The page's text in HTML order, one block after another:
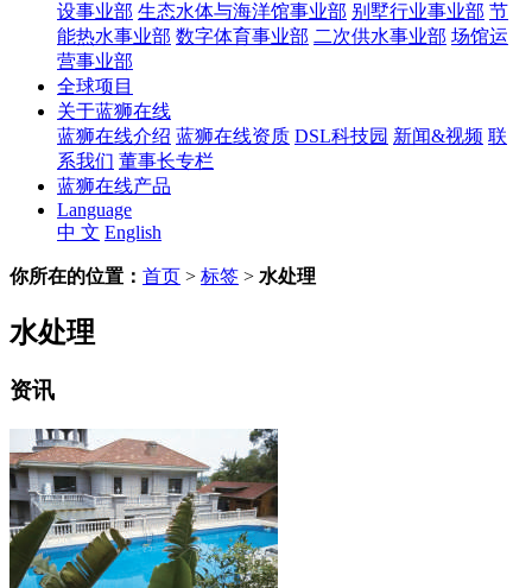
设事业部 生态水体与海洋馆事业部 别墅行业事业部 节
能热水事业部 数字体育事业部 二次供水事业部 场馆运
营事业部
全球项目
关于蓝狮在线
蓝狮在线介绍 蓝狮在线资质 DSL科技园 新闻&视频 联
系我们 董事长专栏
蓝狮在线产品
Language
中 文 English
你所在的位置： 首页 > 标签 > 水处理
水处理
资讯